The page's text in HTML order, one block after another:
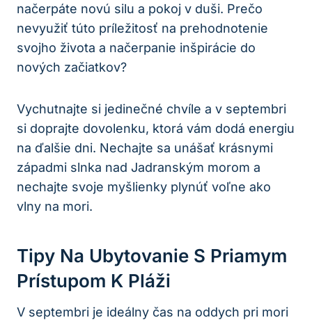
načerpáte novú silu a pokoj v duši. Prečo
nevyužiť túto príležitosť na prehodnotenie
svojho života a načerpanie inšpirácie do
nových začiatkov?
Vychutnajte si jedinečné chvíle a v septembri
si doprajte dovolenku, ktorá vám dodá energiu
na ďalšie dni. Nechajte sa unášať krásnymi
západmi slnka nad Jadranským morom a
nechajte svoje myšlienky plynúť voľne ako
vlny na mori.
Tipy Na Ubytovanie S Priamym
Prístupom K Pláži
V septembri je ideálny čas na oddych pri mori